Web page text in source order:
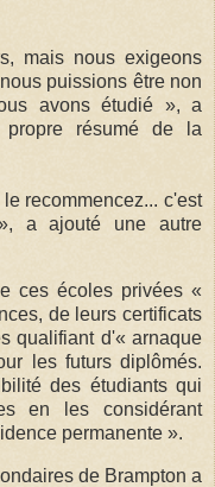
mais nous exigeons
puissions être non
avons étudié », a
résumé de la
recommencez... c'est
a ajouté une autre
ces écoles privées «
de leurs certificats
qualifiant d'« arnaque
les futurs diplômés.
des étudiants qui
en les considérant
permanente ».
de Brampton a